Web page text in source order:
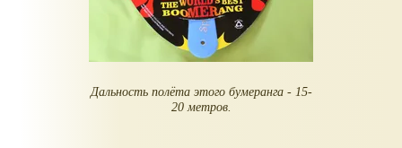
Дальность полёта этого бумеранга - 15-
20 метров.